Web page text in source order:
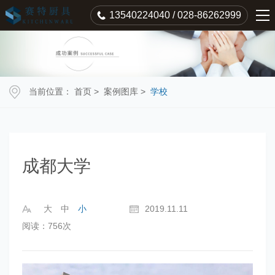
13540224040 / 028-86262999
当前位置： 首页 > 案例图库 > 学校
成都大学
大 中 小
2019.11.11
阅读：756次